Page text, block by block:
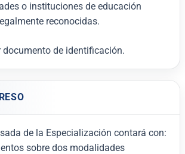
o instituciones de educación
reconocidas.
documento de identificación.
de la Especialización contará con:
sobre dos modalidades